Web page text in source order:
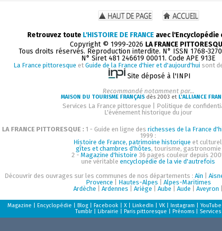
Retrouvez toute L'HISTOIRE DE FRANCE avec
Copyright © 1999-2026 LA FRANCE
Tous droits réservés. Reproduction interdite. N° ISSN 1768-
N° Siret 481 246619 00011. Code APE 913E
La France pittoresque et Guide de la France d'hier et d'aujourd'hui sont
Site déposé à l'INPI
Recommandé notamment par...
MAISON DU TOURISME FRANÇAIS dès 2003 et L'ALLIANCE
Services La France pittoresque
Politique de
L'événement historique du jour
LA FRANCE PITTORESQUE : 1 - Guide en ligne des richesses de la France
1999 :
Histoire de France, patrimoine historique et
gîtes et chambres d'hôtes, tourisme, gastronomie
2 - Magazine d'histoire 36 pages couleur depuis
une véritableencyclopédie de la vie d'autrefois
Découvrir des ouvrages sur les communes de nos départements :Ain |
Provence
Hautes-Alpes
Alpes-Maritimes
Ardèche |Ardennes |Ariège |Aube |Aude |Aveyron
Magazine |Encyclopédie |Blog |Facebook |X |LinkedIn |VK |Instagram |YouTube
Tumblr |Librairie |Paris pittoresque |Prénoms Services